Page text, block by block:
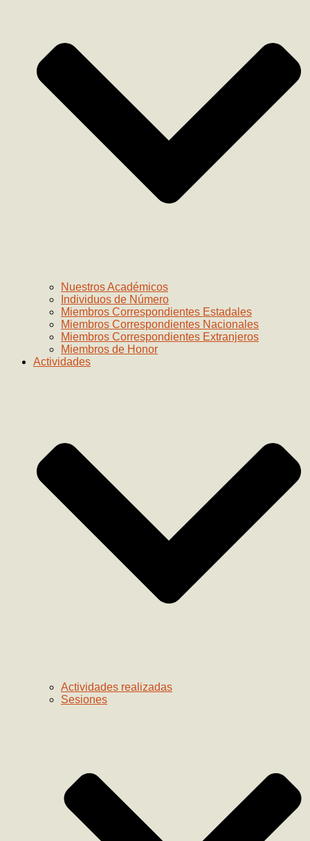
Nuestros Académicos
Individuos de Número
Miembros Correspondientes Estadales
Miembros Correspondientes Nacionales
Miembros Correspondientes Extranjeros
Miembros de Honor
Actividades
Actividades realizadas
Sesiones